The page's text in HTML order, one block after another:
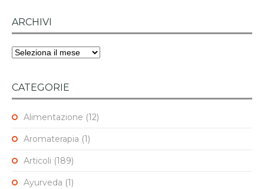
ARCHIVI
Archivi
CATEGORIE
Alimentazione (12)
Aromaterapia (1)
Articoli (189)
Ayurveda (1)